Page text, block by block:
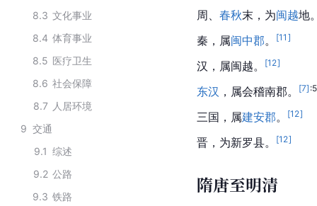
8.3 文化事业
8.4 体育事业
8.5 医疗卫生
8.6 社会保障
8.7 人居环境
9 交通
9.1 综述
9.2 公路
9.3 铁路
周、 春秋末，为闽越地
秦，属闽中郡。 [11 ]
汉，属闽越。 [12]
东汉 ，属会稽南郡。 [7]
三国 ，属建安郡。 [12]
晋，为新罗县。 [12]
隋唐至明清